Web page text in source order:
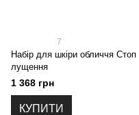
7
Набір для шкіри обличчя Стоп
лущення
1 368 грн
КУПИТИ